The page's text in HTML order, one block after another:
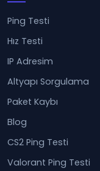
Ping Testi
Hız Testi
IP Adresim
Altyapı Sorgulama
Paket Kaybı
Blog
CS2 Ping Testi
Valorant Ping Testi